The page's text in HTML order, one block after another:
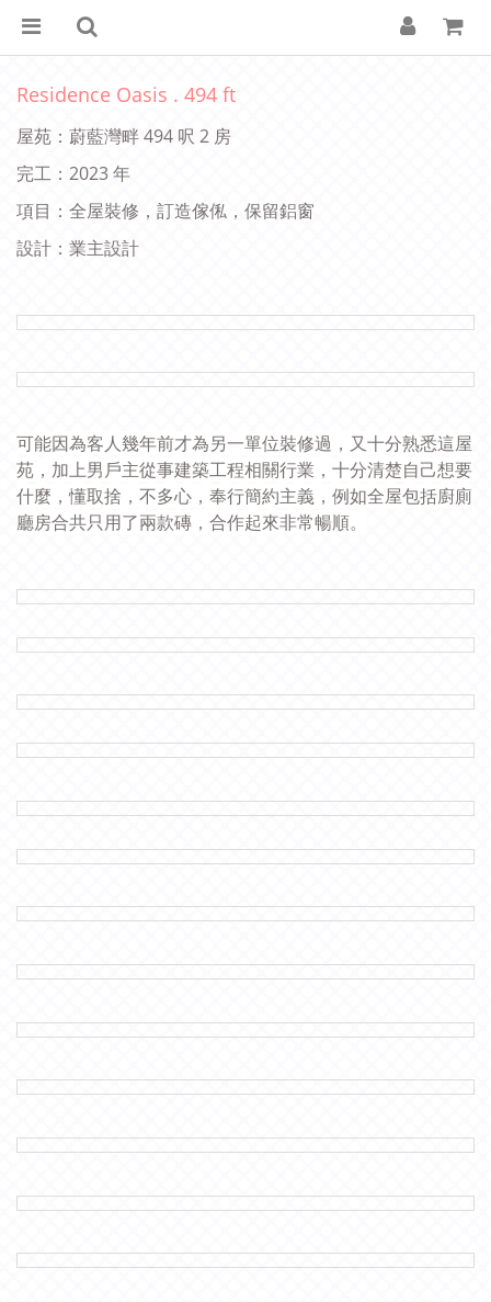
Residence Oasis . 494 ft
屋苑：蔚藍灣畔 494 呎 2 房
完工：2023 年
項目：全屋裝修，訂造傢俬，保留鋁窗
設計：業主設計
可能因為客人幾年前才為另一單位裝修過，又十分熟悉這屋
苑，加上男戶主從事建築工程相關行業，十分清楚自己想要
什麼，懂取捨，不多心，奉行簡約主義，例如全屋包括廚廁
廳房合共只用了兩款磚，合作起來非常暢順。